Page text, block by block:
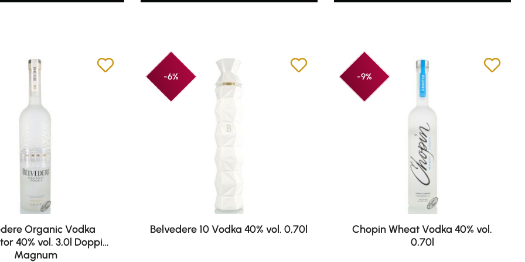
Organic Vodka
40% vol. 3,0l Doppio
Magnum
-6%
Belvedere 10 Vodka 40% vol. 0,70l
-9%
Chopin Wheat Vodka 40% vol.
0,70l